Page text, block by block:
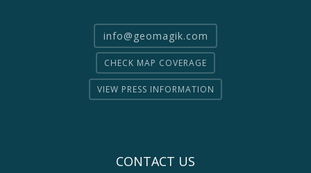
info@geomagik.com
CHECK MAP COVERAGE
VIEW PRESS INFORMATION
CONTACT US